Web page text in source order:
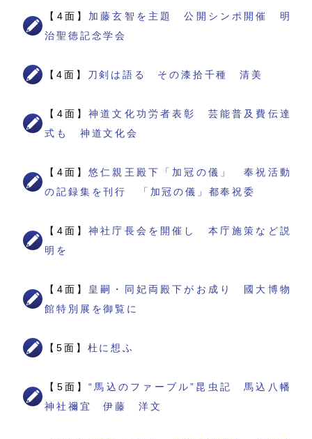
【4面】 加藤玄智を主題 公開シンポ開催 明
治聖徳記念学会
【4面】 刀剣は語る その漆拾千種 清美
【4面】神道文化功労者表彰 芸能普及費伝達
式も 神道文化会
【4面】悠仁親王殿下「加冠の儀」 奉祝活動
の記録集を刊行 「加冠の儀」都奉祝委
【4面】神社庁長会を開催し 本庁施策など説
明を
【4面】 皇嗣・同妃両殿下がお成り 國大博物
館特別展を御覧に
【5面】 杜に想ふ
【5面】“馬込のファーブル”昆虫記 馬込八幡
神社禰宜 伊藤 洋文